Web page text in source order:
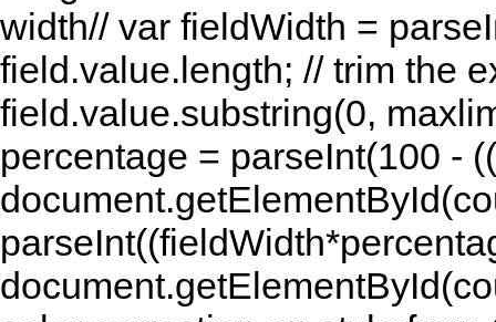
width// var fieldWidth =
field.value.length; // trim the
field.value.substring(0,
percentage = parseInt(100 -